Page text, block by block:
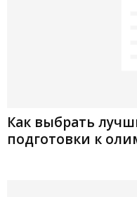
Как выбрать
подготовки к